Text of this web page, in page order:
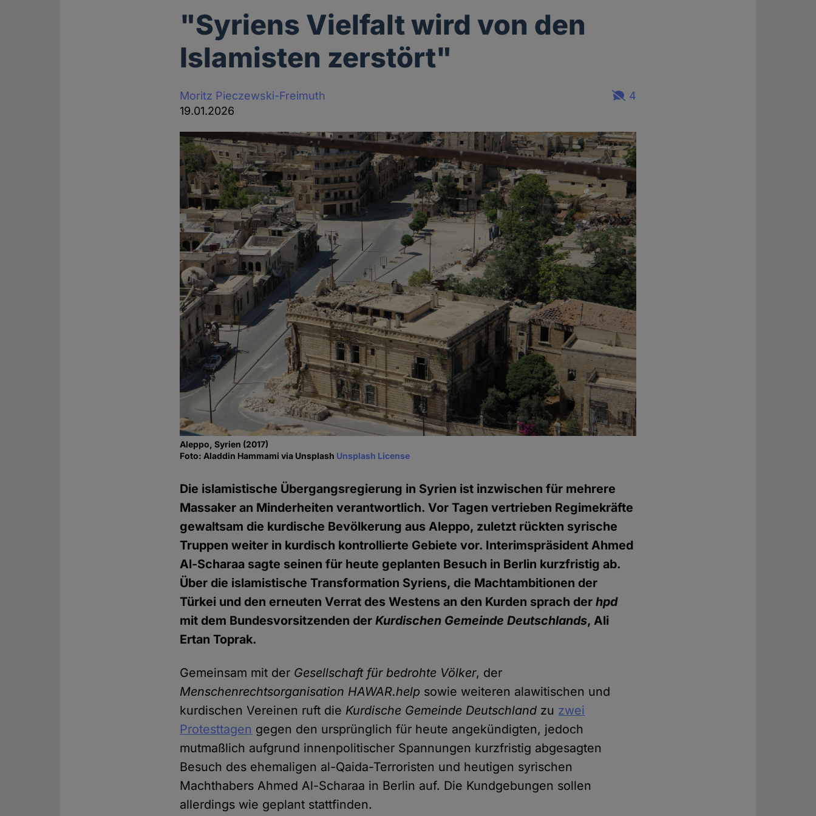
"Syriens Vielfalt wird von den
Islamisten zerstört"
Moritz Pieczewski-Freimuth
19.01.2026
4
Aleppo, Syrien (2017)
Foto: Aladdin Hammami via Unsplash Unsplash License
Die islamistische Übergangsregierung in Syrien ist inzwischen für mehrere
Massaker an Minderheiten verantwortlich. Vor Tagen vertrieben Regimekräfte
gewaltsam die kurdische Bevölkerung aus Aleppo, zuletzt rückten syrische
Truppen weiter in kurdisch kontrollierte Gebiete vor. Interimspräsident Ahmed
Al-Scharaa sagte seinen für heute geplanten Besuch in Berlin kurzfristig ab.
Über die islamistische Transformation Syriens, die Machtambitionen der
Türkei und den erneuten Verrat des Westens an den Kurden sprach derhpd
mit dem Bundesvorsitzenden derKurdischen Gemeinde Deutschlands, Ali
Ertan Toprak.
Gemeinsam mit der Gesellschaft für bedrohte Völker, der
Menschenrechtsorganisation HAWAR.help sowie weiteren alawitischen und
kurdischen Vereinen ruft die Kurdische Gemeinde Deutschland zu zwei
Protesttagen gegen den ursprünglich für heute angekündigten, jedoch
mutmaßlich aufgrund innenpolitischer Spannungen kurzfristig abgesagten
Besuch des ehemaligen al-Qaida-Terroristen und heutigen syrischen
Machthabers Ahmed Al-Scharaa in Berlin auf. Die Kundgebungen sollen
allerdings wie geplant stattfinden.